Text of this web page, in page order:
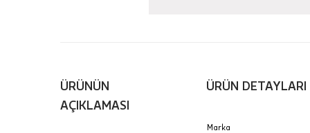
ÜRÜNÜN
AÇIKLAMASI
ÜRÜN DETAYLARI
Marka
Sertifika
JTR |